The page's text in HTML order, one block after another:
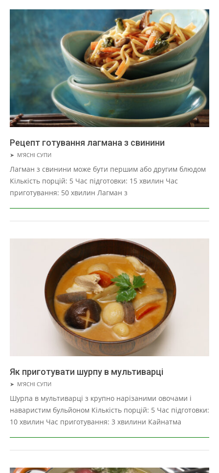
Рецепт готування лагмана з свинини
2019-
01-
22
➤ М'ЯСНІ СУПИ
Лагман з свинини може бути першим або другим блюдом
Кількість порцій: 5 Час підготовки: 15 хвилин Час
приготування: 50 хвилин Лагман з
Як приготувати шурпу в мультиварці
2019-
01-
➤ М'ЯСНІ СУПИ
Шурпа в мультиварці з крупно нарізаними овочами і
наваристим бульйоном Кількість порцій: 5 Час підготовки:
10 хвилин Час приготування: 3 хвилини Кайнатма